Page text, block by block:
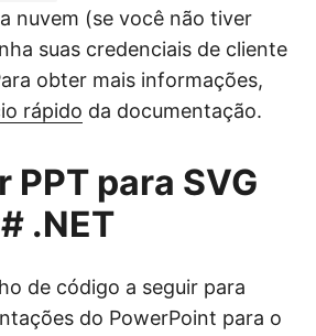
nuvem (se você não tiver
suas credenciais de cliente
obter mais informações,
rápido da documentação.
PPT para SVG
.NET
de código a seguir para
do PowerPoint para o